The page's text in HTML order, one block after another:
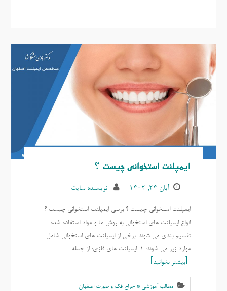
ایمپلنت استخوانی چیست ؟
آبان ۲۴, ۱۴۰۲ نویسنده سایت
ایمپلنت استخوانی چیست ؟ برسی ایمپلنت استخوانی چیست ؟
انواع ایمپلنت های استخوانی به روش ها و مواد استفاده شده
تقسیم بندی می شوند. برخی از ایمپلنت های استخوانی شامل
موارد زیر می شوند: 1. ایمپلنت های فلزی: از جمله
بیشتر بخوانید
مطالب آموزشی * جراح فک و صورت اصفهان